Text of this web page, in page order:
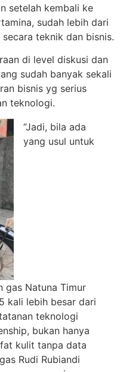
setelah kembali ke
sudah lebih dari
teknik dan bisnis.
di level diskusi dan
sudah banyak sekali
bisnis yg serius
teknologi.
“Jadi, bila ada
yang usul untuk
gas Natuna Timur
kali lebih besar dari
teknologi
bukan hanya
kulit tanpa data
Rudi Rubiandi